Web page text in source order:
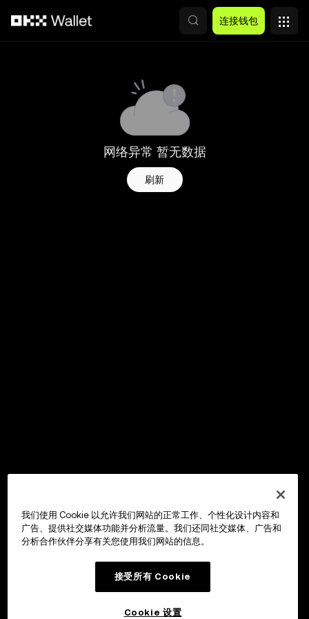
连接钱包
网络异常 暂无数据
刷新
我们使用 Cookie 以允许我们网站的正常工作、个性化设计内容和
广告、提供社交媒体功能并分析流量。我们还同社交媒体、广告和
分析合作伙伴分享有关您使用我们网站的信息。
接受所有 Cookie
Cookie 设置